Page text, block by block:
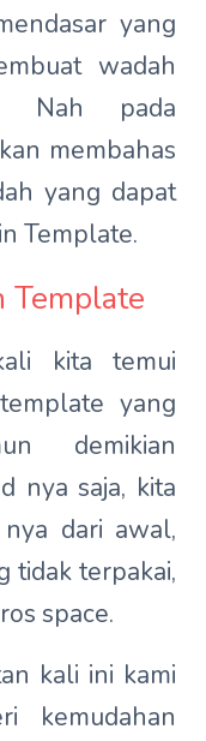
yang
wadah
Nah pada
membahas
yang dapat
Template.
Template
kita temui
yang
demikian
nya saja, kita
dari awal,
tidak terpakai,
space.
kali ini kami
kemudahan